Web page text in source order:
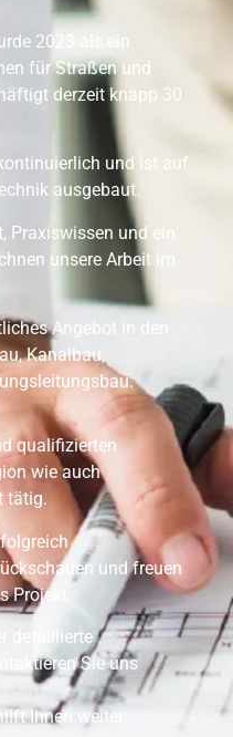
2023 als ein
für Straßen und
derzeit knapp 30
und ist auf
ausgebaut.
Praxiswissen und ein
unsere Arbeit im
Angebot in den
Kanalbau,
qualifizierten
wie auch
tätig.
und freuen
detaillierte
Sie uns
Ihnen weiter.